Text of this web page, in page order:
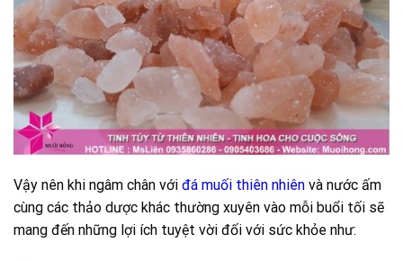
Vậy nên khi ngâm chân với đá muối thiên nhiên và nước ấm
cùng các thảo dược khác thường xuyên vào mỗi buổi tối sẽ
mang đến những lợi ích tuyệt vời đối với sức khỏe như: